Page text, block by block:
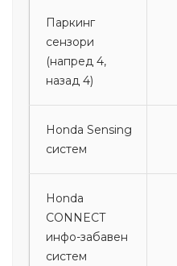
Паркинг
сензори
(напред 4,
назад 4)
Honda Sensing
систем
Honda
CONNECT
инфо-забавен
систем